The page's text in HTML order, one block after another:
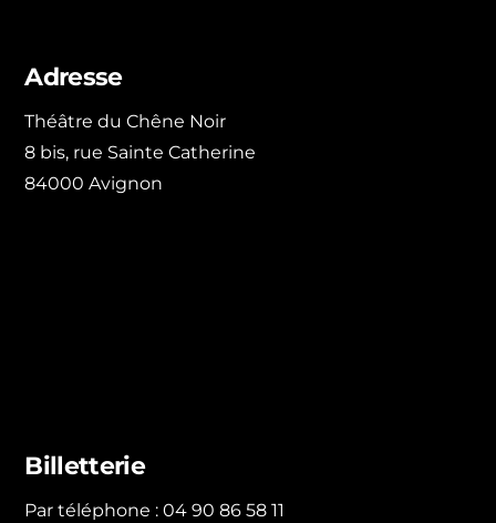
Adresse
Théâtre du Chêne Noir
8 bis, rue Sainte Catherine
84000 Avignon
Billetterie
Par téléphone : 04 90 86 58 11